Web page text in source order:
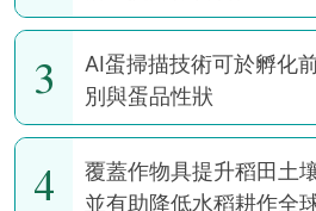
3
AI蛋掃描技術可於孵化
別與蛋品性狀
4
覆蓋作物具提升稻田土
並有助降低水稻耕作全